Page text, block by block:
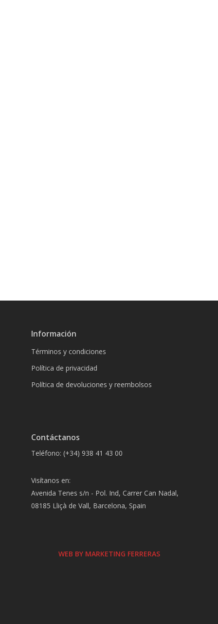
Información
Términos y condiciones
Política de privacidad
Política de devoluciones y reembolsos
Contáctanos
Teléfono: (+34) 938 41 43 00
Visítanos en:
Avenida Tenes s/n - Pol. Ind, Carrer Can Nadal,
08185 Lliçà de Vall, Barcelona, Spain
WEB BY MARKETING FERRERAS